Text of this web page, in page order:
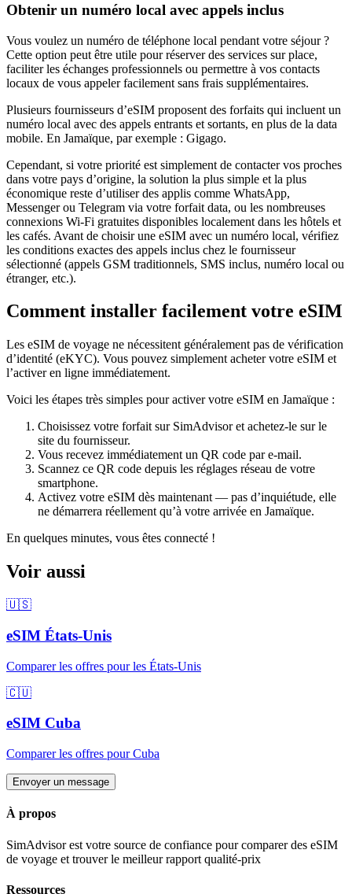
Obtenir un numéro local avec appels inclus
Vous voulez un numéro de téléphone local pendant votre séjour ?
Cette option peut être utile pour réserver des services sur place,
faciliter les échanges professionnels ou permettre à vos contacts
locaux de vous appeler facilement sans frais supplémentaires.
Plusieurs fournisseurs d’eSIM proposent des forfaits qui incluent un
numéro local avec des appels entrants et sortants, en plus de la data
mobile. En Jamaïque, par exemple : Gigago.
Cependant, si votre priorité est simplement de contacter vos proches
dans votre pays d’origine, la solution la plus simple et la plus
économique reste d’utiliser des applis comme WhatsApp,
Messenger ou Telegram via votre forfait data, ou les nombreuses
connexions Wi‑Fi gratuites disponibles localement dans les hôtels et
les cafés. Avant de choisir une eSIM avec un numéro local, vérifiez
les conditions exactes des appels inclus chez le fournisseur
sélectionné (appels GSM traditionnels, SMS inclus, numéro local ou
étranger, etc.).
Comment installer facilement votre eSIM
Les eSIM de voyage ne nécessitent généralement pas de vérification
d’identité (eKYC). Vous pouvez simplement acheter votre eSIM et
l’activer en ligne immédiatement.
Voici les étapes très simples pour activer votre eSIM en Jamaïque :
Choisissez votre forfait sur SimAdvisor et achetez-le sur le
site du fournisseur.
Vous recevez immédiatement un QR code par e-mail.
Scannez ce QR code depuis les réglages réseau de votre
smartphone.
Activez votre eSIM dès maintenant — pas d’inquiétude, elle
ne démarrera réellement qu’à votre arrivée en Jamaïque.
En quelques minutes, vous êtes connecté !
Voir aussi
🇺🇸
eSIM États-Unis
Comparer les offres pourles États-Unis
🇨🇺
eSIM Cuba
Comparer les offres pourCuba
Envoyer un message
À propos
SimAdvisor est votre source de confiance pour comparer des eSIM
de voyage et trouver le meilleur rapport qualité-prix
Ressources